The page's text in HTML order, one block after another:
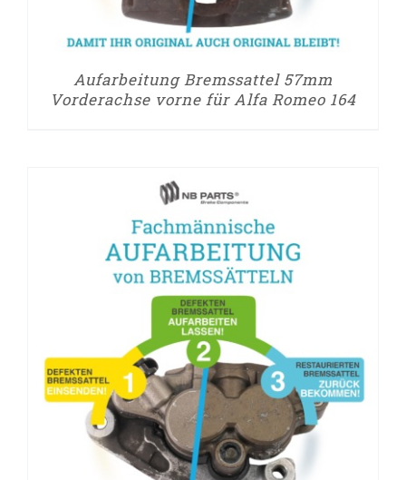
Aufarbeitung Bremssattel 57mm
Vorderachse vorne für Alfa Romeo 164